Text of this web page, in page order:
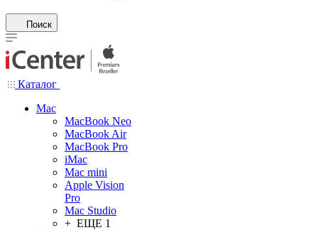
Поиск
Каталог
Mac
MacBook Neo
MacBook Air
MacBook Pro
iMac
Mac mini
Apple Vision
Pro
Mac Studio
+ ЕЩЕ 1